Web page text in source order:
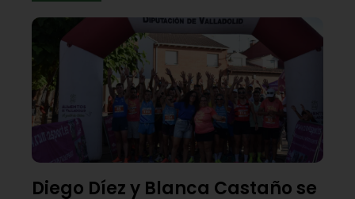
Diego Díez y Blanca Castaño se